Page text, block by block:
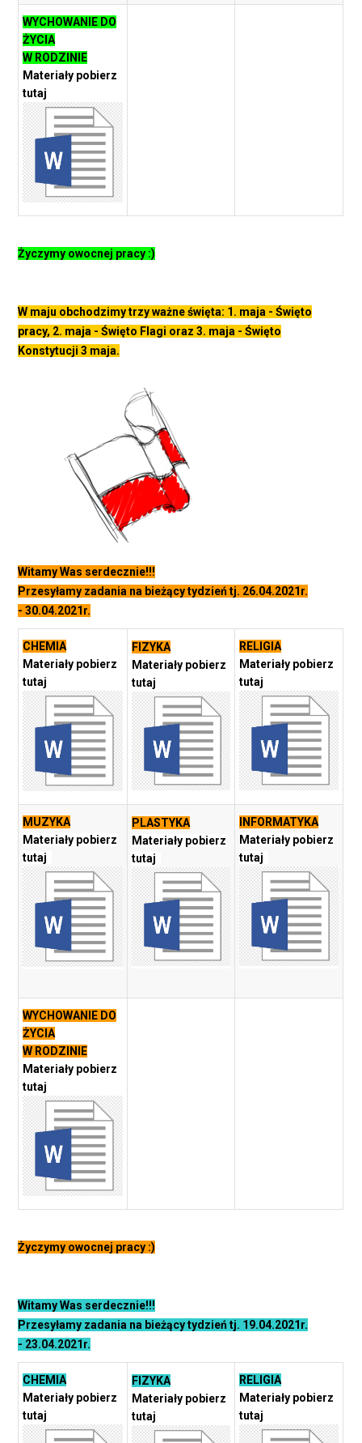
WYCHOWANIE DO
ŻYCIA
W RODZINIE
Materiały pobierz
tutaj
Życzymy owocnej pracy :)
W maju obchodzimy trzy ważne święta: 1. maja - Święto
pracy, 2. maja - Święto Flagi oraz 3. maja - Święto
Konstytucji 3 maja.
Witamy Was serdecznie!!!
Przesyłamy zadania na bieżący tydzień tj. 26.04.2021r.
- 30.04.2021r.
CHEMIA
Materiały pobierz
tutaj
FIZYKA
Materiały pobierz
tutaj
RELIGIA
Materiały pobierz
tutaj
MUZYKA
Materiały pobierz
tutaj
PLASTYKA
Materiały pobierz
tutaj
INFORMATYKA
Materiały pobierz
tutaj
WYCHOWANIE DO
ŻYCIA
W RODZINIE
Materiały pobierz
tutaj
Życzymy owocnej pracy :)
Witamy Was serdecznie!!!
Przesyłamy zadania na bieżący tydzień tj. 19.04.2021r.
- 23.04.2021r.
CHEMIA
Materiały pobierz
tutaj
FIZYKA
Materiały pobierz
tutaj
RELIGIA
Materiały pobierz
tutaj